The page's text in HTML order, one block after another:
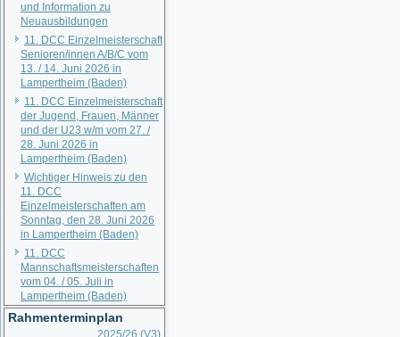
und Information zu
Neuausbildungen
11. DCC Einzelmeisterschaft
Senioren/innen A/B/C vom
13. / 14. Juni 2026 in
Lampertheim (Baden)
11. DCC Einzelmeisterschaft
der Jugend, Frauen, Männer
und der U23 w/m vom 27. /
28. Juni 2026 in
Lampertheim (Baden)
Wichtiger Hinweis zu den
11. DCC
Einzelmeisterschaften am
Sonntag, den 28. Juni 2026
in Lampertheim (Baden)
11. DCC
Mannschaftsmeisterschaften
vom 04. / 05. Juli in
Lampertheim (Baden)
Rahmenterminplan
2025/26 (V3)